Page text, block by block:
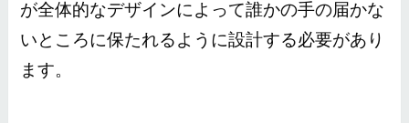
が全体的なデザインによって誰かの手の届かな
いところに保たれるように設計する必要があり
ます。